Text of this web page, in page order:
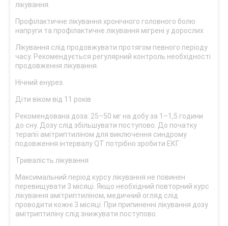
лікування.
Профілактичне лікування хронічного головного болю
напруги та профілактичне лікування мігрені у дорослих
Лікування слід продовжувати протягом певного періоду
часу. Рекомендується регулярний контроль необхідності
продовження лікування.
Нічний енурез.
Діти віком від 11 років
Рекомендована доза: 25–50 мг на добу за 1–1,5 години
до сну. Дозу слід збільшувати поступово. До початку
терапії амітриптиліном для виключення синдрому
подовження інтервалу QT потрібно зробити ЕКГ.
Тривалість лікування
Максимальний період курсу лікування не повинен
перевищувати 3 місяці. Якщо необхідний повторний курс
лікування амітриптиліном, медичний огляд слід
проводити кожні 3 місяці. При припиненні лікування дозу
амітриптиліну слід знижувати поступово.